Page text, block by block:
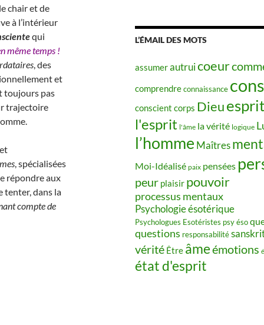
chair et de
à l’intérieur
qui
même temps !
, des
et
toujours pas
trajectoire
, spécialisées
répondre aux
tenter, dans la
compte de
L’ÉMAIL DES MOTS
assumerautruicoeur
comprendreconnaissance
conscient corps Dieuesprit
l'esprit l'âme la vérité logique
l’homme Maîtres
Moi-Idéalisé paix pensées
peur plaisir pouvoir
processus mentaux
Psychologie ésotérique
Psychologues Esotéristes psy éso
questions responsabilité
vérité Être âmeémotions
état d'esprit